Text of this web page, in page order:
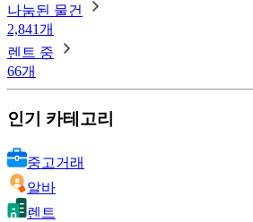
나눔된 물건
2,841개
렌트 중
66개
인기 카테고리
중고거래
알바
렌트